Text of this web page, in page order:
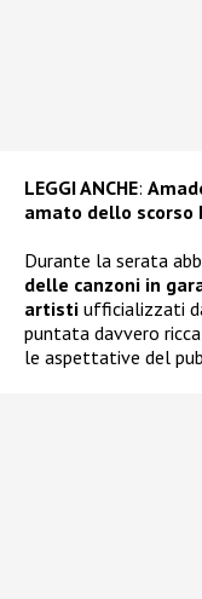
LEGGI ANCHE:
amato dello scorso
Durante la serata
delle canzoni in
artisti ufficializzati
puntata davvero
le aspettative del